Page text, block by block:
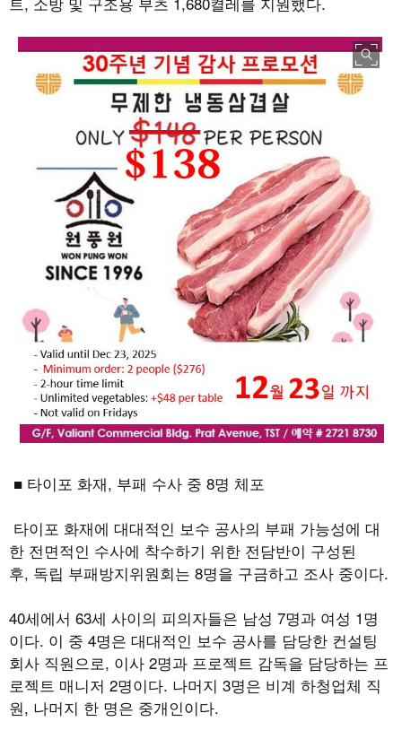
■ 타이포 화재, 부패 수사 중 8명 체포
타이포 화재에 대대적인 보수 공사의 부패 가능성에 대
한 전면적인 수사에 착수하기 위한 전담반이 구성된
후, 독립 부패방지위원회는 8명을 구금하고 조사 중이다.
40세에서 63세 사이의 피의자들은 남성 7명과 여성 1명
이다. 이 중 4명은 대대적인 보수 공사를 담당한 컨설팅
회사 직원으로, 이사 2명과 프로젝트 감독을 담당하는 프
로젝트 매니저 2명이다. 나머지 3명은 비계 하청업체 직
원, 나머지 한 명은 중개인이다.